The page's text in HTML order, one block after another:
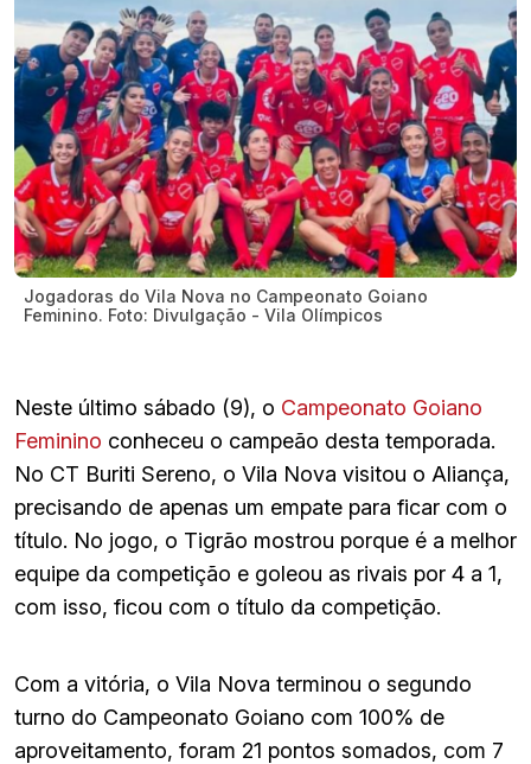
Jogadoras do Vila Nova no Campeonato Goiano
Feminino. Foto: Divulgação - Vila Olímpicos
Neste último sábado (9), o Campeonato Goiano
Feminino conheceu o campeão desta temporada.
No CT Buriti Sereno, o Vila Nova visitou o Aliança,
precisando de apenas um empate para ficar com o
título. No jogo, o Tigrão mostrou porque é a melhor
equipe da competição e goleou as rivais por 4 a 1,
com isso, ficou com o título da competição.
Com a vitória, o Vila Nova terminou o segundo
turno do Campeonato Goiano com 100% de
aproveitamento, foram 21 pontos somados, com 7